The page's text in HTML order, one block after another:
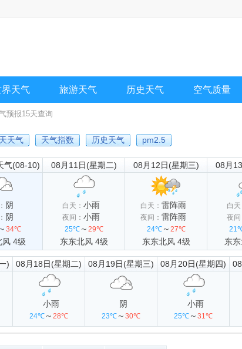
界天气 旅游天气 历史天气 空气质量
预报15天查询
天气 天气指数 历史天气 pm2.5
气(08-10)
阴
阴
34℃
风 4级
08月11日(星期二)
白天： 小雨
夜间： 小雨
25℃～ 29℃
东东北风 4级
08月12日(星期三)
白天： 雷阵雨
夜间： 雷阵雨
24℃～ 27℃
东东北风 4级
08月
白天
夜间
东
) 08月18日(星期二)
小雨
24℃ ～ 28℃
08月19日(星期三)
阴
23℃ ～ 30℃
08月20日(星期四)
小雨
25℃ ～ 31℃